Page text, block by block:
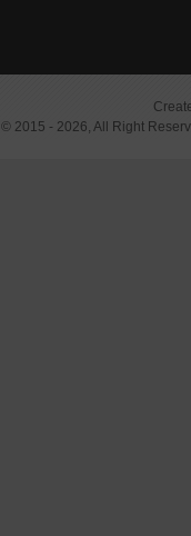
© 2015 - 2026, All Right